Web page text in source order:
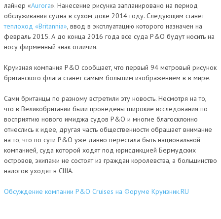
лайнер «Aurora». Нанесение рисунка запланировано на период
обслуживания судна в сухом доке 2014 году. Следующим станет
теплоход «Britannia», ввод в эксплуатацию которого назначен на
февраль 2015. А до конца 2016 года все суда P&O будут носить на
носу фирменный знак отличия.
Круизная компания P&O сообщает, что первый 94 метровый рисунок
британского флага станет самым большим изображением в в мире.
Сами британцы по разному встретили эту новость. Несмотря на то,
что в Великобритании были проведены широкие исследования по
восприятию нового имиджа судов P&O и многие благосклонно
отнеслись к идее, другая часть общественности обращает внимание
на то, что по сути P&O уже давно перестала быть национальной
компанией, суда которой ходят под юрисдикцией Бермудских
островов, экипажи не состоят из граждан королевства, а большинство
налогов уходят в США.
Обсуждение компании P&O Cruises на Форуме Круизник.RU